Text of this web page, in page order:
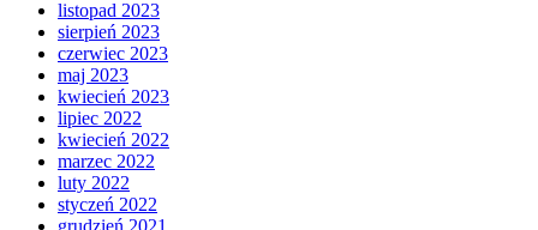
listopad 2023
sierpień 2023
czerwiec 2023
maj 2023
kwiecień 2023
lipiec 2022
kwiecień 2022
marzec 2022
luty 2022
styczeń 2022
grudzień 2021